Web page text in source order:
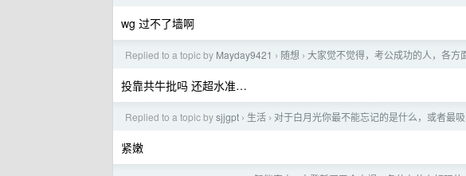
wg 过不了墙啊
Replied to a topic by Mayday9421 › 随想 › 大家觉不觉得，考公成功的人，各方
投靠共牛批吗 还超水准…
Replied to a topic bysjjgpt › 生活 › 对于白月光你最不能忘记的是什么，或者最
紧嫩